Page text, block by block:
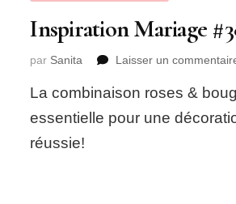
Inspiration Mariage
par Sanita Laisser un
La combinaison roses &
essentielle pour une
réussie!